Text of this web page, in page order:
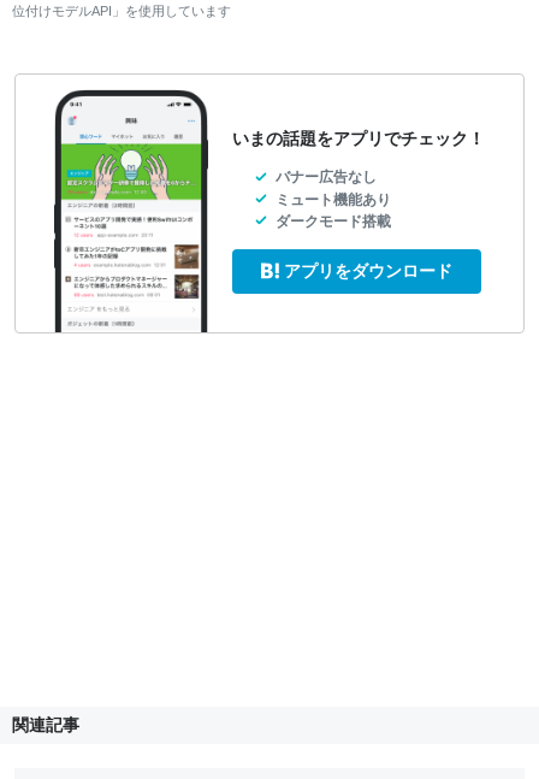
位付けモデルAPI」を使用しています
いまの話題をアプリでチェック！
バナー広告なし
ミュート機能あり
ダークモード搭載
アプリをダウンロード
関連記事